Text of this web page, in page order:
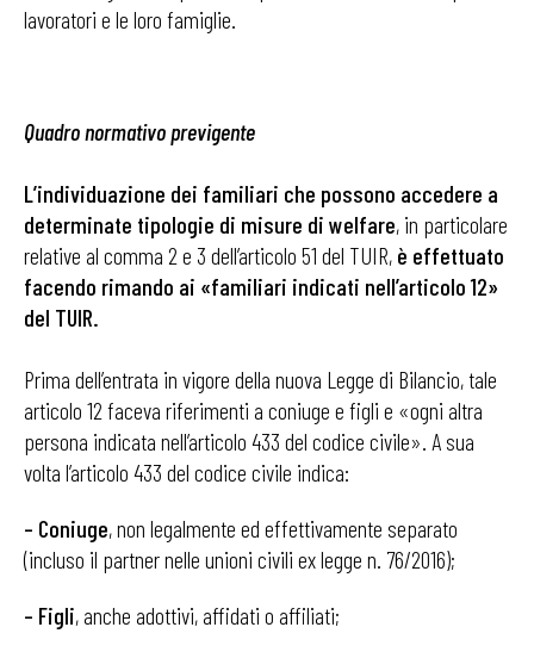
lavoratori e le loro famiglie.
Quadro normativo previgente
L’individuazione dei familiari che possono accedere a
determinate tipologie di misure di welfare, in particolare
relative al comma 2 e 3 dell’articolo 51 del TUIR, è effettuato
facendo rimando ai «familiari indicati nell’articolo 12»
del TUIR.
Prima dell’entrata in vigore della nuova Legge di Bilancio, tale
articolo 12 faceva riferimenti a coniuge e figli e «ogni altra
persona indicata nell’articolo 433 del codice civile». A sua
volta l’articolo 433 del codice civile indica:
– Coniuge, non legalmente ed effettivamente separato
(incluso il partner nelle unioni civili ex legge n. 76/2016);
– Figli, anche adottivi, affidati o affiliati;